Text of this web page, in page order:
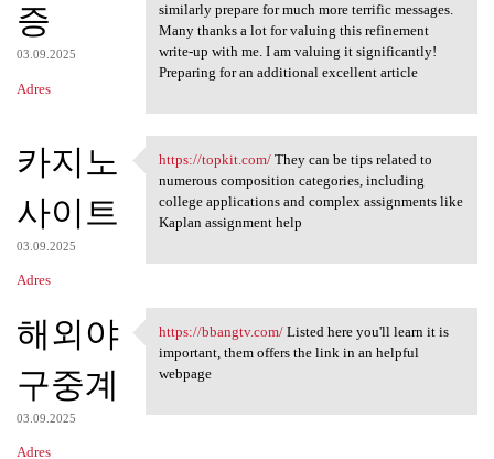
증
03.09.2025
Adres
similarly prepare for much more terrific messages.
Many thanks a lot for valuing this refinement
write-up with me. I am valuing it significantly!
Preparing for an additional excellent article
카지노
사이트
03.09.2025
Adres
https://topkit.com/ They can
https://topkit.com/They can be tips related to
numerous composition categories, including
college applications and complex assignments like
Kaplan assignment help
해외야
구중계
03.09.2025
Adres
https://bbangtv.com/ Listed
https://bbangtv.com/Listed here you'll learn it is
important, them offers the link in an helpful
webpage